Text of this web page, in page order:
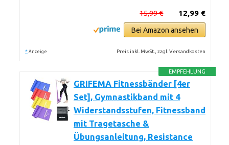
12,99 €
15,99 €
Bei Amazon ansehen
* Anzeige Preis inkl. MwSt., zzgl. Versandkosten
EMPFEHLUNG
GRIFEMA Fitnessbänder [4er
Set], Gymnastikband mit 4
Widerstandsstufen, Fitnessband
mit Tragetasche &
Übungsanleitung, Resistance